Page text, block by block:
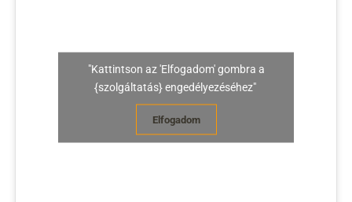
"Kattintson az 'Elfogadom' gombra a
{szolgáltatás} engedélyezéséhez"
Elfogadom